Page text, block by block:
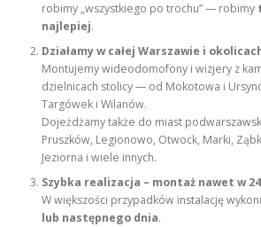
robimy „wszystkiego po trochu” — robimy
najlepiej.
Działamy w całej Warszawie i
Montujemy wideodomofony i wizjery z
dzielnicach stolicy — od Mokotowa i
Targówek i Wilanów.
Dojeżdżamy także do miast
Pruszków, Legionowo, Otwock, Marki,
Jeziorna i wiele innych.
Szybka realizacja – montaż nawet w
W większości przypadków instalację
lub następnego dnia.